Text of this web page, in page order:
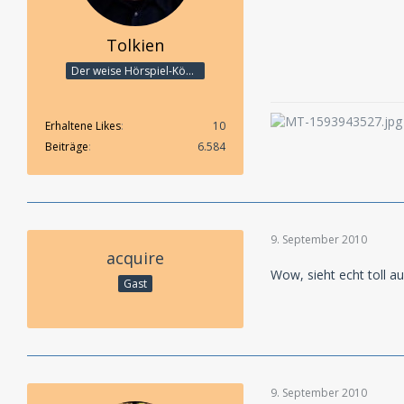
Tolkien
Der weise Hörspiel-König
Erhaltene Likes
10
Beiträge
6.584
acquire
Gast
9. September 2010
Wow, sieht echt toll
9. September 2010